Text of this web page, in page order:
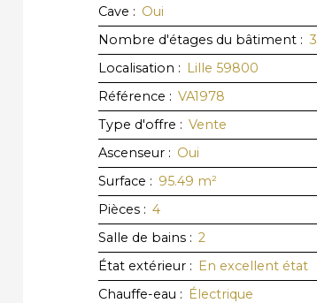
Cave : Oui
Nombre d'étages du bâtiment : 3
Localisation : Lille 59800
Référence : VA1978
Type d'offre : Vente
Ascenseur : Oui
Surface : 95.49 m²
Pièces : 4
Salle de bains : 2
État extérieur : En excellent état
Chauffe-eau : Électrique